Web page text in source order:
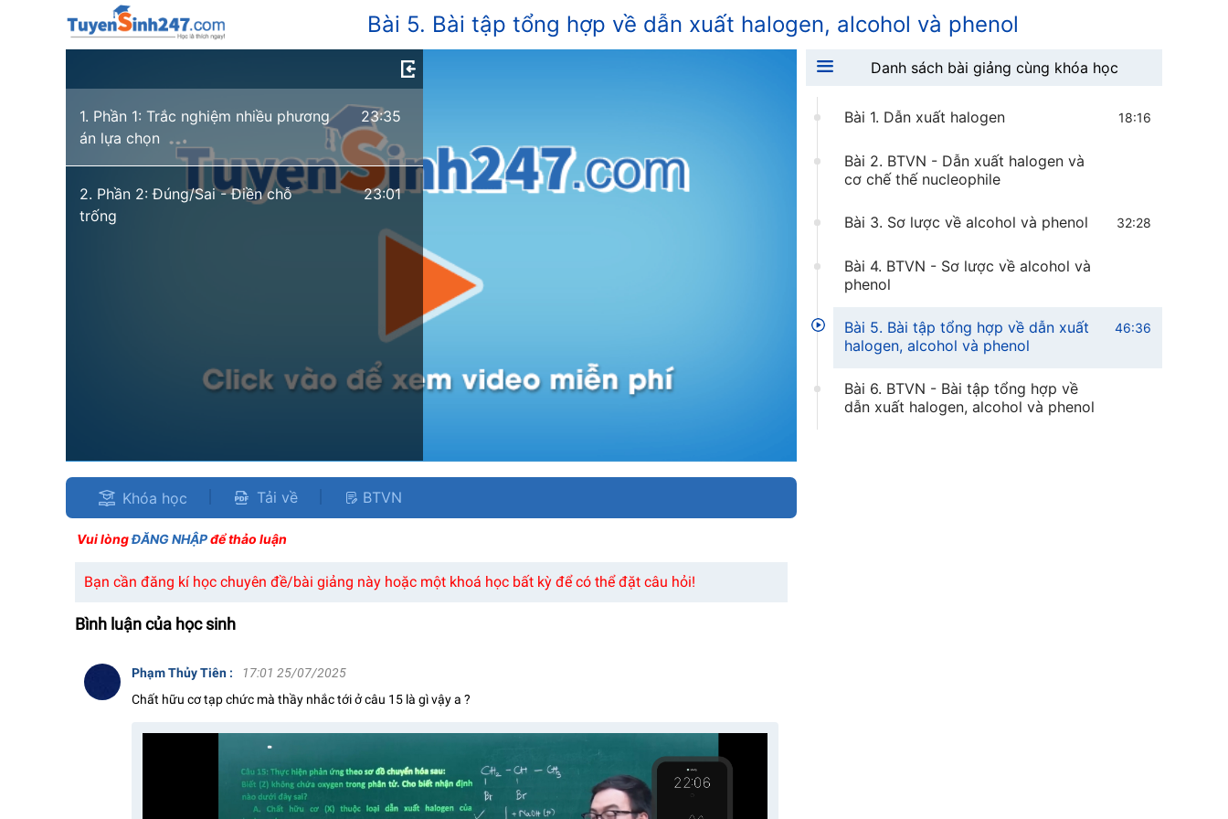
Bài 5. Bài tập tổng hợp về dẫn xuất halogen, alcohol và phenol
1. Phần 1: Trắc nghiệm nhiều phương
án lựa chọn
23:35
2. Phần 2: Đúng/Sai - Điền chỗ
trống
23:01
Khóa học Tải về BTVN
Vui lòngĐĂNG NHẬPđể thảo luận
Bạn cần đăng kí học chuyên đề/bài giảng này hoặc một khoá học bất kỳ để có thể đặt câu hỏi!
Bình luận của học sinh
Phạm Thủy Tiên :
17:01 25/07/2025
Chất hữu cơ tạp chức mà thầy nhắc tới ở câu 15 là gì vậy a ?
Danh sách bài giảng cùng khóa học
Bài 1. Dẫn xuất halogen 18:16
Bài 2. BTVN - Dẫn xuất halogen và
cơ chế thế nucleophile
Bài 3. Sơ lược về alcohol và phenol 32:28
Bài 4. BTVN - Sơ lược về alcohol và
phenol
Bài 5. Bài tập tổng hợp về dẫn xuất
halogen, alcohol và phenol
46:36
Bài 6. BTVN - Bài tập tổng hợp về
dẫn xuất halogen, alcohol và phenol